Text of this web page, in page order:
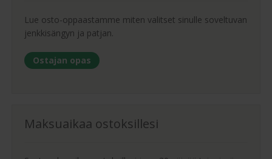
Lue osto-oppaastamme miten valitset sinulle soveltuvan
jenkkisängyn ja patjan.
Ostajan opas
Maksuaikaa ostoksillesi